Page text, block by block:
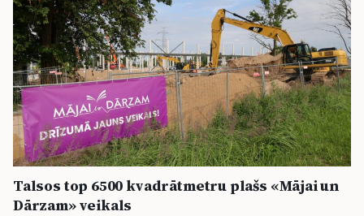
Talsos top 6500 kvadrātmetru plašs «Mājai un
Dārzam» veikals